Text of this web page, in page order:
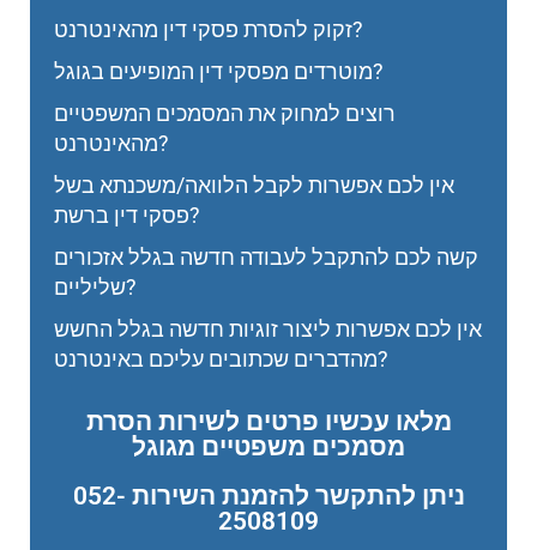
זקוק להסרת פסקי דין מהאינטרנט?
מוטרדים מפסקי דין המופיעים בגוגל?
רוצים למחוק את המסמכים המשפטיים
מהאינטרנט?
אין לכם אפשרות לקבל הלוואה/משכנתא בשל
פסקי דין ברשת?
קשה לכם להתקבל לעבודה חדשה בגלל אזכורים
שליליים?
אין לכם אפשרות ליצור זוגיות חדשה בגלל החשש
מהדברים שכתובים עליכם באינטרנט?
מלאו עכשיו פרטים לשירות הסרת
מסמכים משפטיים מגוגל
ניתן להתקשר להזמנת השירות 052-
2508109